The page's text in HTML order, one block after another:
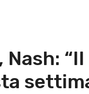
Nash: